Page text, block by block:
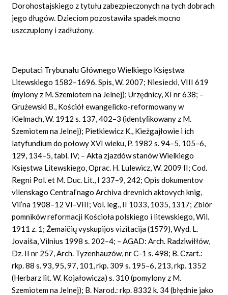
Dorohostajskiego z tytułu zabezpieczonych na tych dobrach
jego długów. Dzieciom pozostawiła spadek mocno
uszczuplony i zadłużony.
Deputaci Trybunału Głównego Wielkiego Księstwa
Litewskiego 1582–1696. Spis, W. 2007; Niesiecki, VIII 619
(mylony z M. Szemiotem na Jelnej); Urzędnicy, XI nr 638; –
Grużewski B., Kościół ewangelicko-reformowany w
Kielmach, W. 1912 s. 137, 402–3 (identyﬁkowany z M.
Szemiotem na Jelnej); Pietkiewicz K., Kieżgajłowie i ich
latyfundium do połowy XVI wieku, P. 1982 s. 94–5, 105–6,
129, 134–5, tabl. IV; – Akta zjazdów stanów Wielkiego
Księstwa Litewskiego, Oprac. H. Lulewicz, W. 2009 II; Cod.
Regni Pol. et M. Duc. Lit., I 237–9, 242; Opis dokumentov
vilenskago Central’nago Archiva drevnich aktovych knig,
Vil’na 1908–12 VI–VIII; Vol. leg., II 1033, 1035, 1317; Zbiór
pomników reformacji Kościoła polskiego i litewskiego, Wil.
1911 z. 1; Žemaičių vyskupijos vizitacija (1579), Wyd. L.
Jovaiša, Vilnius 1998 s. 202–4; – AGAD: Arch. Radziwiłłów,
Dz. II nr 257, Arch. Tyzenhauzów, nr C–1 s. 498; B. Czart.:
rkp. 88 s. 93, 95, 97, 101, rkp. 309 s. 195–6, 213, rkp. 1352
(Herbarz lit. W. Kojałowicza) s. 310 (pomylony z M.
Szemiotem na Jelnej); B. Narod.: rkp. 8332 k. 34 (błędnie jako